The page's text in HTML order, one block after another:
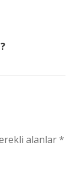
alanlar*